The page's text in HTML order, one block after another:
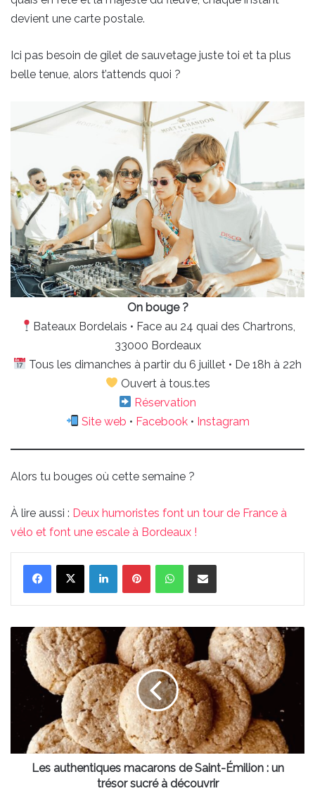
devient une carte postale.
Ici pas besoin de gilet de sauvetage juste toi et ta plus
belle tenue, alors t’attends quoi ?
On bouge ?
Bateaux Bordelais • Face au 24 quai des Chartrons,
33000 Bordeaux
Tous les dimanches à partir du 6 juillet • De 18h à 22h
Ouvert à tous.tes
Réservation
Siteweb • Facebook • Instagram
Alors tu bouges où cette semaine ?
À lire aussi : Deux humoristes font un tour de France à
vélo et font une escale à Bordeaux !
LinkedinPinterestWhatsAppPartager par email
authentiques
macarons
Émilion
trésor
Les authentiques macarons de Saint-Émilion : un
trésor sucré à découvrir